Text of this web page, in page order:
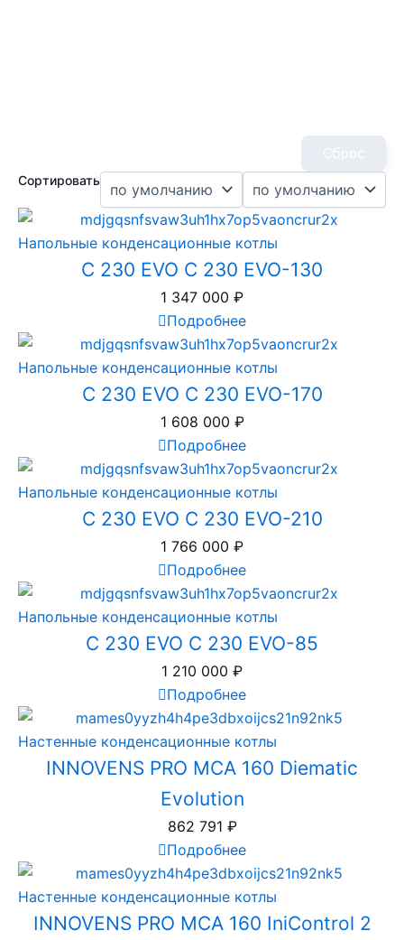
Сортировать
Напольные конденсационные котлы
C 230 EVO C 230 EVO-130
1 347 000 ₽
Подробнее
Напольные конденсационные котлы
C 230 EVO C 230 EVO-170
1 608 000 ₽
Подробнее
Напольные конденсационные котлы
C 230 EVO C 230 EVO-210
1 766 000 ₽
Подробнее
Напольные конденсационные котлы
C 230 EVO C 230 EVO-85
1 210 000 ₽
Подробнее
Настенные конденсационные котлы
INNOVENS PRO MCA 160 Diematic
Evolution
862 791 ₽
Подробнее
Настенные конденсационные котлы
INNOVENS PRO MCA 160 IniControl 2